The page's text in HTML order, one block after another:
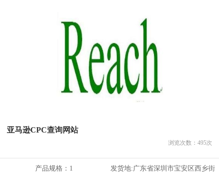
亚马逊CPC查询网站
浏览次数： 495次
产品规格： 1 发货地:广东省深圳市宝安区西乡街